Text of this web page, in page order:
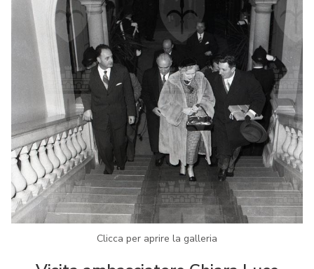
Clicca per aprire la galleria